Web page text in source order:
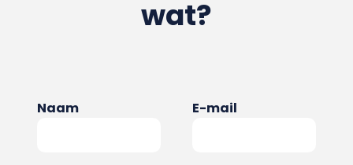
wat?
Naam E-mail